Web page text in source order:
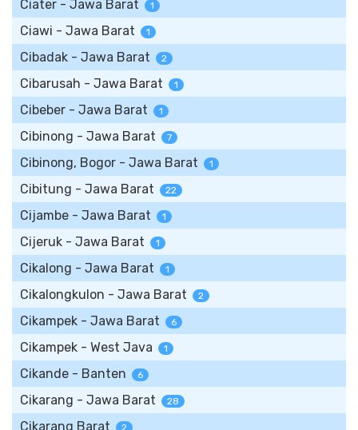
Ciater - Jawa Barat 1
Ciawi - Jawa Barat 1
Cibadak - Jawa Barat 2
Cibarusah - Jawa Barat 1
Cibeber - Jawa Barat 1
Cibinong - Jawa Barat 7
Cibinong, Bogor - Jawa Barat 1
Cibitung - Jawa Barat 22
Cijambe - Jawa Barat 1
Cijeruk - Jawa Barat 1
Cikalong - Jawa Barat 1
Cikalongkulon - Jawa Barat 2
Cikampek - Jawa Barat 6
Cikampek - West Java 1
Cikande - Banten 6
Cikarang - Jawa Barat 28
Cikarang Barat 2